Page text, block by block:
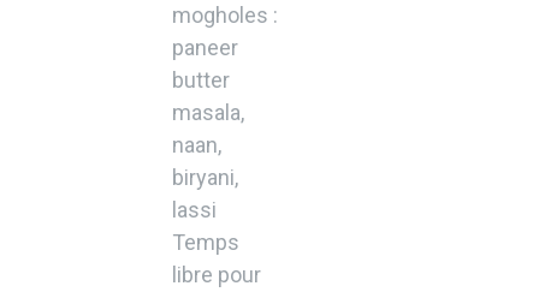
mogholes :
paneer
butter
masala,
naan,
biryani,
lassi
Temps
libre pour